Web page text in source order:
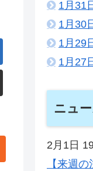
1月31
1月30
1月29
1月27
ニュ
2月1日
【来週